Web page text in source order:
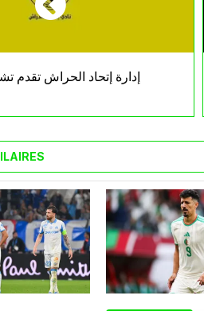
إدارة إتحاد الحراش تقدم